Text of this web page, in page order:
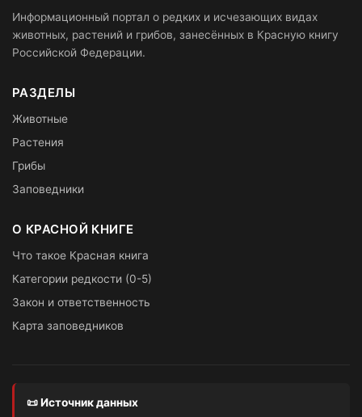
Информационный портал о редких и исчезающих видах
животных, растений и грибов, занесённых в Красную книгу
Российской Федерации.
РАЗДЕЛЫ
Животные
Растения
Грибы
Заповедники
О КРАСНОЙ КНИГЕ
Что такое Красная книга
Категории редкости (0-5)
Закон и ответственность
Карта заповедников
📜 Источник данных